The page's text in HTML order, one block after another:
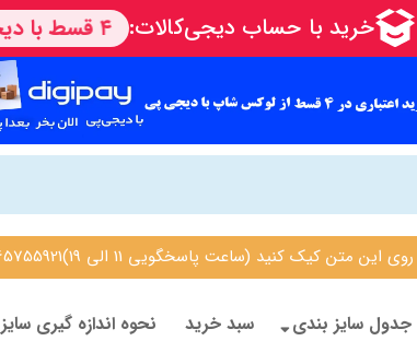
کیک کنید (ساعت پاسخگویی 11 الی 19)09365755921
جدول سایز بندی سبد خرید نحوه اندازه گیری سایز